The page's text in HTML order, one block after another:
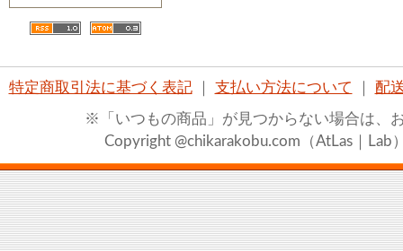
特定商取引法に基づく表記｜ 支払い方法について 配
※「いつもの商品」が見つからない場合は、
Copyright @chikarakobu.com（AtLas｜